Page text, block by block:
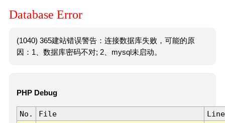
Database Error
(1040) 365建站错误警告：连接数据库失败，可能的原
因：1、数据库密码不对; 2、mysql未启动。
PHP Debug
No. File
Line